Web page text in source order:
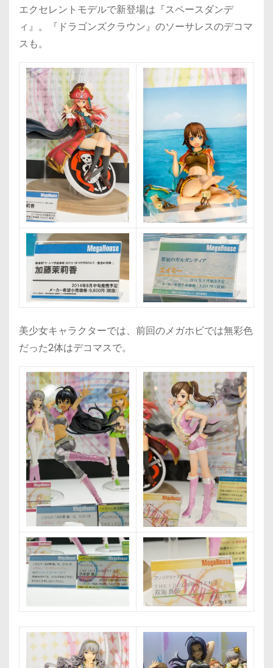
エクセレントモデルで新登場は『スペースダンデ
ィ』。『ドラゴンズクラウン』のソーサレスのデコマ
スも。
美少女キャラクターでは、前回のメガホビでは無彩色
だった2体はデコマスで。